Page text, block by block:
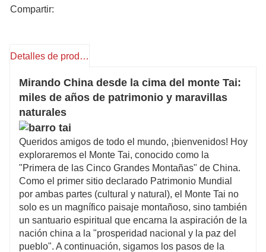
cuidadosamente seleccionados cerca de
comodidades modernas, personal multilingüe y
desde elegantes estancias urbanas hasta
tranquilos resorts, adaptados a sus
preferencias.
Cenar: Sabores auténticos de Shandong
Disfrute de la gastronomía icónica de
Shandong, como el pollo braseado Dezhou, el
jianbing de Shandong (rollito de cebolleta) y los
intestinos de cerdo braseados. Nos adaptamos
a sus necesidades dietéticas y le llevamos a
restaurantes locales para disfrutar de sabores
Compartir:
Detalles de producto
Mirando China desde la cima del monte Tai:
miles de años de patrimonio y maravillas
naturales
Queridos amigos de todo el mundo, ¡bienvenidos! Hoy
exploraremos el Monte Tai, conocido como la
"Primera de las Cinco Grandes Montañas" de China.
Como el primer sitio declarado Patrimonio Mundial
por ambas partes (cultural y natural), el Monte Tai no
solo es un magnífico paisaje montañoso, sino también
un santuario espiritual que encarna la aspiración de la
nación china a la "prosperidad nacional y la paz del
pueblo". A continuación, sigamos los pasos de la